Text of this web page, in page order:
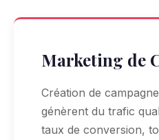
Marketing de
Création de
génèrent du trafic
taux de conversion,